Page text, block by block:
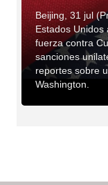
Beijing, 31 jul
Estados Unidos
fuerza contra
sanciones
reportes sobre
Washington.